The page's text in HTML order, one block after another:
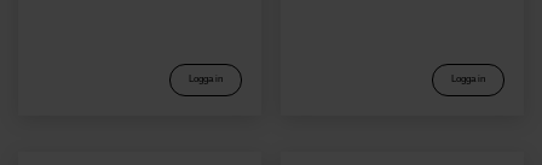
Logga in Logga in